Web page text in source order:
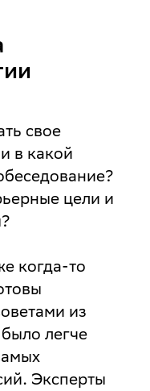
свое
в какой
цели и
когда-то
из
легче
Эксперты